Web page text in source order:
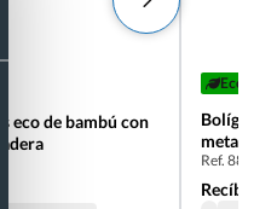
eco de bambú con
Eco
Bolígrafo
metal
Ref.
Recíbelo